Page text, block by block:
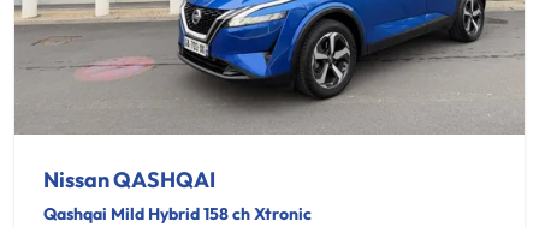
Nissan QASHQAI
Qashqai Mild Hybrid 158 ch Xtronic